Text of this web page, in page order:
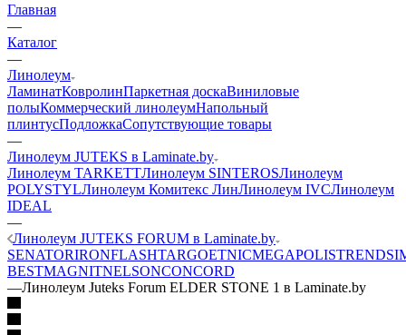
Главная
—
Каталог
—
Линолеум
ЛаминатКовролинПаркетная доскаВиниловые
полыКоммерческий линолеумНапольный
плинтусПодложкаСопутствующие товары
—
Линолеум JUTEKS в Laminate.by
Линолеум TARKETTЛинолеум SINTEROSЛинолеум
POLYSTYLЛинолеум Комитекс ЛинЛинолеум IVCЛинолеум
IDEAL
—
Линолеум JUTEKS FORUM в Laminate.by
SENATORIRONFLASHTARGOETNICMEGAPOLISTREND
BESTMAGNITNELSONCONCORD
—Линолеум Juteks Forum ELDER STONE 1 в Laminate.by